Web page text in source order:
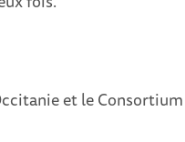
et le Consortium